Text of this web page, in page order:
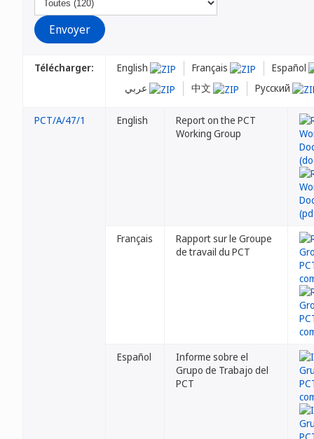
Télécharger: English Français
Español
中文 Русский
PCT/A/47/1 English
Report on the PCT
Working Group
Français
Rapport sur le Groupe
de travail du PCT
Español
Informe sobre el
Grupo de Trabajo del
PCT